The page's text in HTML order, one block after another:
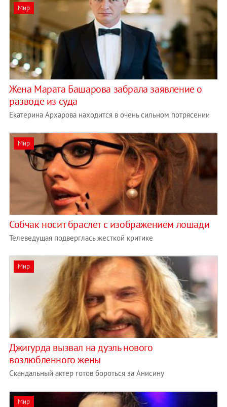
Мир
Жена Марата Башарова забрала заявление о
разводе из суда
Екатерина Архарова находится в очень сильном потрясении
Мир
Собчак носит браслет с изображением лошади
Телеведущая подверглась жесткой критике
Мир
Джигурда вызвал на дуэль нового
возлюбленного жены
Скандальный актер готов бороться за Анисину
Мир